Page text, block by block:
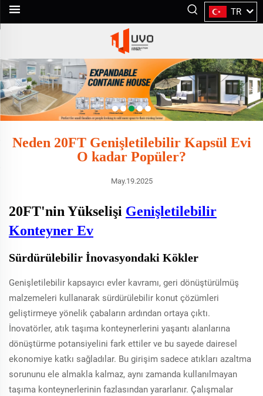
TR
Neden 20FT Genişletilebilir Kapsül Evi
O kadar Popüler?
May.19.2025
20FT'nin Yükselişi Genişletilebilir
Konteyner Ev
Sürdürülebilir İnovasyondaki Kökler
Genişletilebilir kapsayıcı evler kavramı, geri dönüştürülmüş
malzemeleri kullanarak sürdürülebilir konut çözümleri
geliştirmeye yönelik çabaların ardından ortaya çıktı.
İnovatörler, atık taşıma konteynerlerini yaşantı alanlarına
dönüştürme potansiyelini fark ettiler ve bu sayede dairesel
ekonomiye katkı sağladılar. Bu girişim sadece atıkları azaltma
sorununu ele almakla kalmaz, aynı zamanda kullanılmayan
taşıma konteynerlerinin fazlasından yararlanır. Çalışmalar